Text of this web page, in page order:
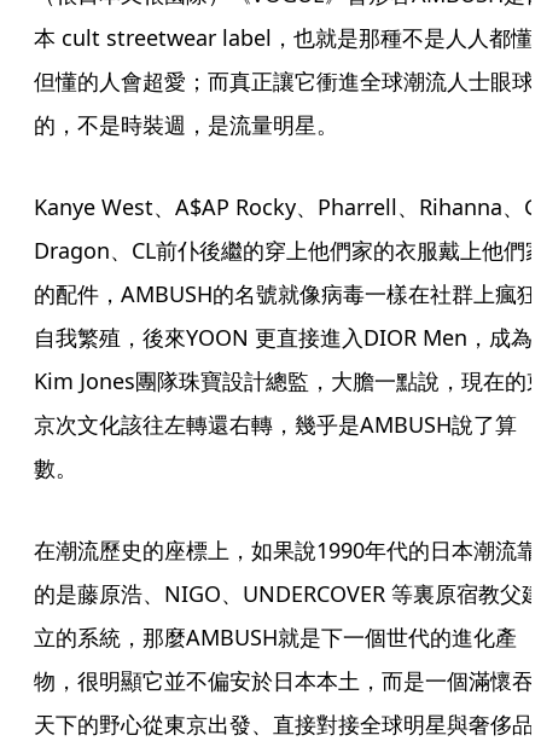
本 cult streetwear label，也就是那種不是人人都懂
但懂的人會超愛；而真正讓它衝進全球潮流人士眼球
的，不是時裝週，是流量明星。
Kanye West、A$AP Rocky、Pharrell、Rihanna、
Dragon、CL前仆後繼的穿上他們家的衣服戴上他們
的配件，AMBUSH的名號就像病毒一樣在社群上瘋狂
自我繁殖，後來YOON 更直接進入DIOR Men，成為
Kim Jones團隊珠寶設計總監，大膽一點說，現在的
京次文化該往左轉還右轉，幾乎是AMBUSH說了算
數。
在潮流歷史的座標上，如果說1990年代的日本潮流靠
的是藤原浩、NIGO、UNDERCOVER 等裏原宿教父
立的系統，那麼AMBUSH就是下一個世代的進化產
物，很明顯它並不偏安於日本本土，而是一個滿懷吞
天下的野心從東京出發、直接對接全球明星與奢侈品